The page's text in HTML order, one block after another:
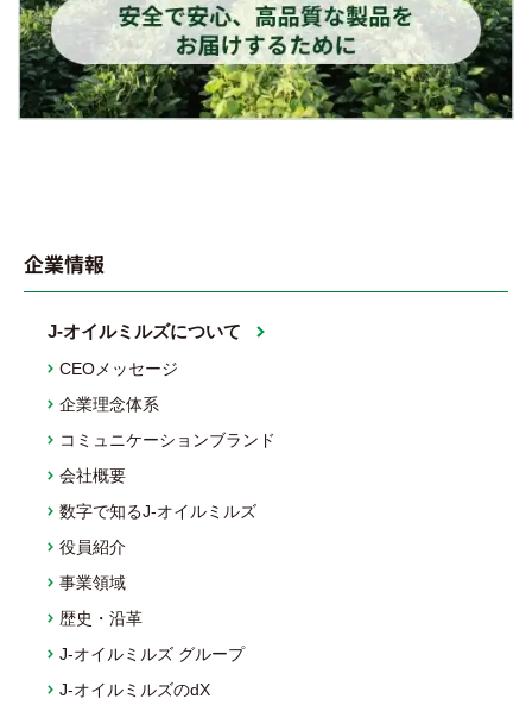
企業情報
J-オイルミルズについて
CEOメッセージ
企業理念体系
コミュニケーションブランド
会社概要
数字で知るJ-オイルミルズ
役員紹介
事業領域
歴史・沿革
J-オイルミルズ グループ
J-オイルミルズのdX